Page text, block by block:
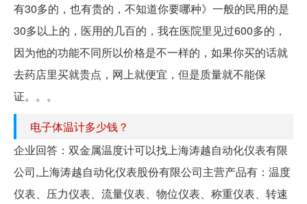
有30多的，也有贵的，不知道你要哪种》一般的民用的是
30多以上的，医用的几百的，我在医院里见过600多的，
因为他的功能不同所以价格是不一样的，如果你买的话就
去药店里买就贵点，网上就便宜，但是质量就不能保
证。。。
电子体温计多少钱？
企业回答：双金属温度计可以找上海涛越自动化仪表有限
公司,上海涛越自动化仪表股份有限公司主营产品有：温度
仪表、压力仪表、流量仪表、物位仪表、称重仪表、转速